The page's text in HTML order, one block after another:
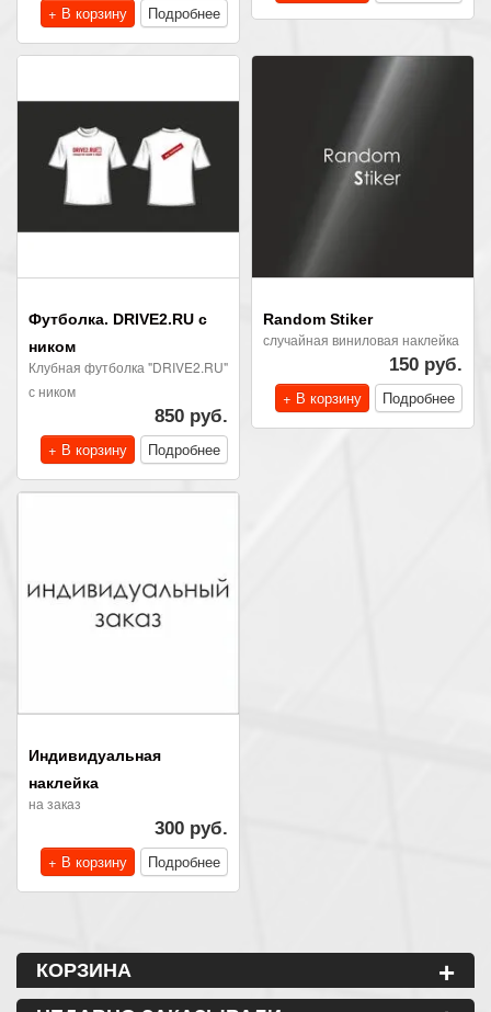
+ В корзину
Подробнее
Футболка. DRIVE2.RU с
ником
Клубная футболка "DRIVE2.RU"
с ником
850 руб.
+ В корзину
Подробнее
Random Stiker
случайная виниловая наклейка
150 руб.
+ В корзину
Подробнее
Индивидуальная
наклейка
на заказ
300 руб.
+ В корзину
Подробнее
КОРЗИНА +